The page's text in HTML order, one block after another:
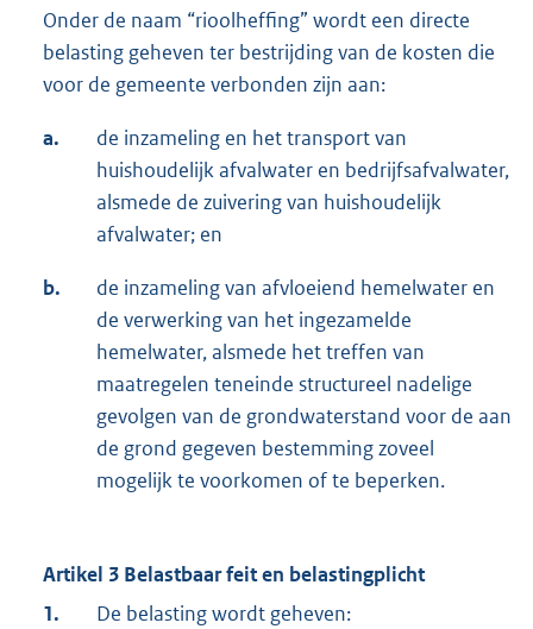
Onder de naam “rioolheffing” wordt een directe
belasting geheven ter bestrijding van de kosten die
voor de gemeente verbonden zijn aan:
a.
de inzameling en het transport van
huishoudelijk afvalwater en bedrijfsafvalwater,
alsmede de zuivering van huishoudelijk
afvalwater; en
b.
de inzameling van afvloeiend hemelwater en
de verwerking van het ingezamelde
hemelwater, alsmede het treffen van
maatregelen teneinde structureel nadelige
gevolgen van de grondwaterstand voor de aan
de grond gegeven bestemming zoveel
mogelijk te voorkomen of te beperken.
Artikel 3 Belastbaar feit en belastingplicht
1.
De belasting wordt geheven: